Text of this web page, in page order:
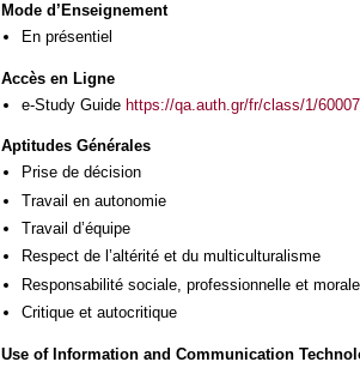
Mode d’Enseignement
En présentiel
Accès en Ligne
e-Study Guide https://qa.auth.gr/fr/class/1/
Aptitudes Générales
Prise de décision
Travail en autonomie
Travail d’équipe
Respect de l’altérité et du multiculturalisme
Responsabilité sociale, professionnelle et
Critique et autocritique
Use of Information and Communication